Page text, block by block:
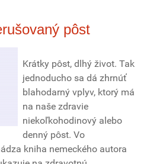
pôst
Krátky pôst, dlhý život. Tak
jednoducho sa dá zhrnúť
blahodarný vplyv, ktorý má
na naše zdravie
niekoľkohodinový alebo
denný pôst. Vo
kniha nemeckého autora